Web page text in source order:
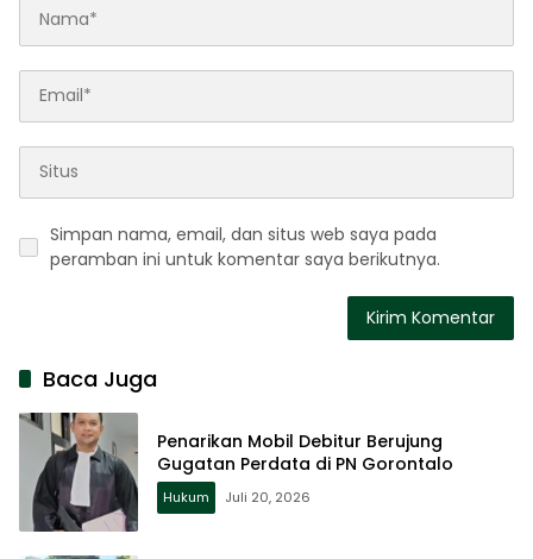
Simpan nama, email, dan situs web saya pada
peramban ini untuk komentar saya berikutnya.
Baca Juga
Penarikan Mobil Debitur Berujung
Gugatan Perdata di PN Gorontalo
Hukum Juli 20, 2026